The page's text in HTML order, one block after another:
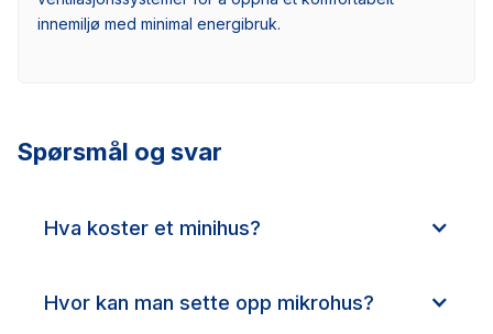
innemiljø med minimal energibruk.
Spørsmål og svar
Hva koster et minihus?
Hvor kan man sette opp mikrohus?